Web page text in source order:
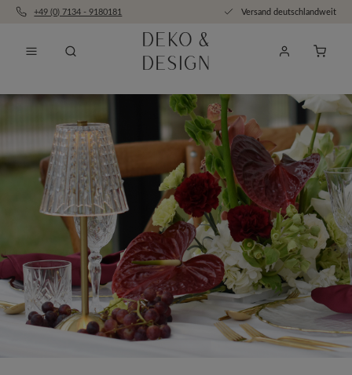
Zum Hauptinhalt springen
+49 (0) 7134 - 9180181 Versand deutschlandweit